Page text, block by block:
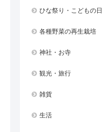
ひな祭り・こどもの日
各種野菜の再生栽培
神社・お寺
観光・旅行
雑貨
生活